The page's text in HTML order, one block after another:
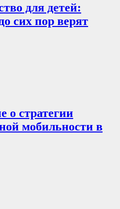
для детей:
сих пор верят
о стратегии
мобильности в